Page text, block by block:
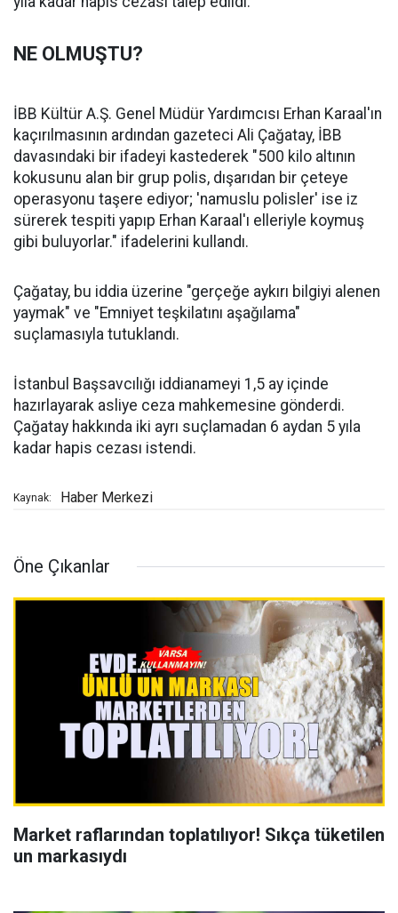
NE OLMUŞTU?
İBB Kültür A.Ş. Genel Müdür Yardımcısı Erhan Karaal'ın
kaçırılmasının ardından gazeteci Ali Çağatay, İBB
davasındaki bir ifadeyi kastederek "500 kilo altının
kokusunu alan bir grup polis, dışarıdan bir çeteye
operasyonu taşere ediyor; 'namuslu polisler' ise iz
sürerek tespiti yapıp Erhan Karaal'ı elleriyle koymuş
gibi buluyorlar." ifadelerini kullandı.
Çağatay, bu iddia üzerine "gerçeğe aykırı bilgiyi alenen
yaymak" ve "Emniyet teşkilatını aşağılama"
suçlamasıyla tutuklandı.
İstanbul Başsavcılığı iddianameyi 1,5 ay içinde
hazırlayarak asliye ceza mahkemesine gönderdi.
Çağatay hakkında iki ayrı suçlamadan 6 aydan 5 yıla
kadar hapis cezası istendi.
Kaynak: Haber Merkezi
Öne Çıkanlar
Market raflarından toplatılıyor! Sıkça tüketilen
un markasıydı